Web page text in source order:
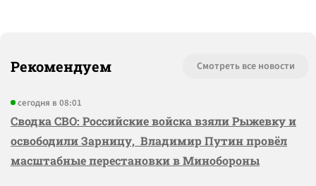
Рекомендуем Смотреть все новости
сегодня в 08:01
Сводка СВО: Российские войска взяли Рыжевку и
освободили Зарницу, Владимир Путин провёл
масштабные перестановки в Минобороны